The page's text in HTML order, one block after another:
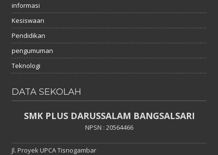
informasi
Kesiswaan
Pendidikan
pengumuman
Teknologi
DATA SEKOLAH
SMK PLUS DARUSSALAM BANGSALSARI
NPSN : 20564466
Jl. Proyek UPCA Tisnogambar